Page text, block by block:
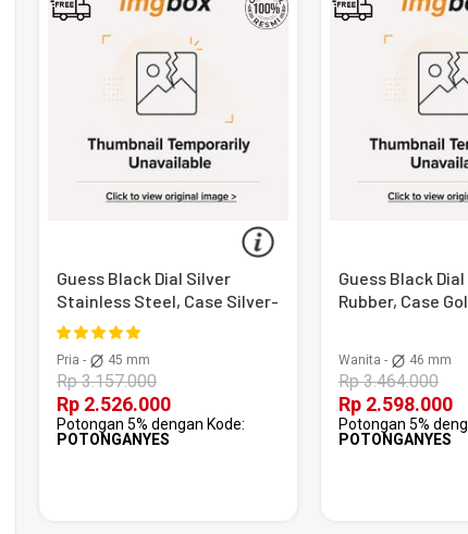
Guess Black Dial Silver
Stainless Steel, Case Silver-
Black
Pria - 45 mm
Rp 3.157.000
Rp 2.526.000
Potongan 5% dengan Kode:
POTONGANYES
Guess Black
Rubber, Case
Wanita - 46 mm
Rp 3.464.000
Rp 2.598.000
Potongan 5%
POTONGANYES